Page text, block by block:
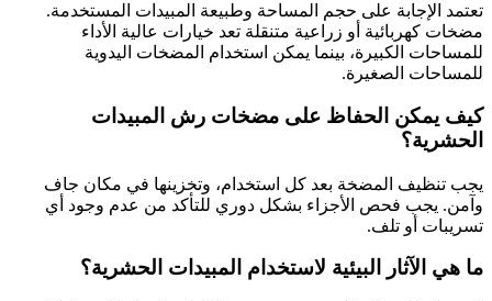
تعتمد الإجابة على حجم المساحة وطبيعة المبيدات المستخدمة.
مضخات كهربائية أو زراعية متنقلة تعد خيارات عالية الأداء
للمساحات الكبيرة، بينما يمكن استخدام المضخات اليدوية
للمساحات الصغيرة.
كيف يمكن الحفاظ على مضخات رش المبيدات
الحشرية؟
يجب تنظيف المضخة بعد كل استخدام، وتخزينها في مكان جاف
وآمن. يجب فحص الأجزاء بشكل دوري للتأكد من عدم وجود أي
تسريبات أو تلف.
ما هي الآثار البيئية لاستخدام المبيدات الحشرية؟